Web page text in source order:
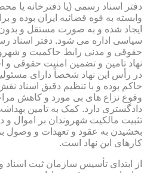
دفتر اسناد رسمی (یا دفترخانه یا
وابسته به قوه قضائیه ایران بوده و
ایجاد شده و به صورت مستقل و
سیاسی اداره می شود. دفتر اسناد
حقوقی و مدنی رابط حاکمیت و
نهاد تامین و تضمین امنیت حقوقی
در رأس این نهاد شخصاً دارای
حاکم بوده و با تنظیم دقیق اسناد
وقوع نزاع های بی مورد و کاهش
دادگستری دارد. کمک به تامین
تثبیت مالکیت شهروندان بر اموال
بخشیدن به عقود و تعهدات و وصول
کارهای این نهاد است.
از ابتدای تأسیس سازمان ثبت